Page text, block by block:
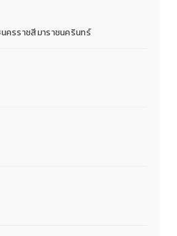
ครราชสีมาราชนครินทร์